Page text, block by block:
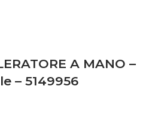
A MANO –
– 5149956